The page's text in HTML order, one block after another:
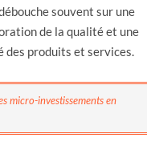
souvent sur une
de la qualité et une
des produits et services.
micro-investissements en